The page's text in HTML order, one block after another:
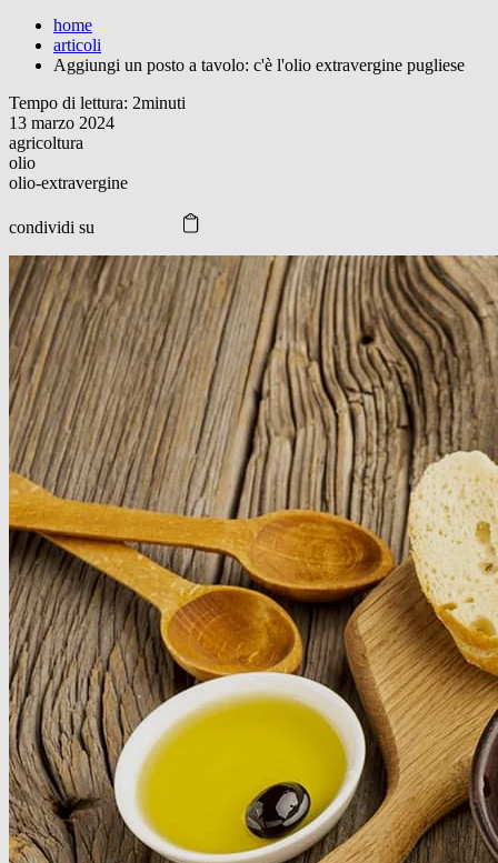
home
articoli
Aggiungi un posto a tavolo: c'è l'olio extravergine pugliese
Tempo di lettura: 2minuti
13 marzo 2024
agricoltura
olio
olio-extravergine
condividi su